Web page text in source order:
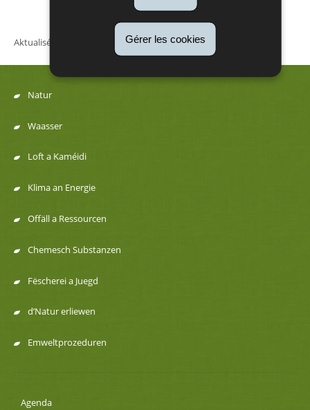
Gérer les cookies
Aktualiséiert
Menu
de
navigation
Natur
Waasser
Loft a Kaméidi
Klima an Energie
Offäll a Ressourcen
Chemesch Substanzen
Fëscherei a Juegd
d’Natur erliewen
Emweltprozeduren
Agenda